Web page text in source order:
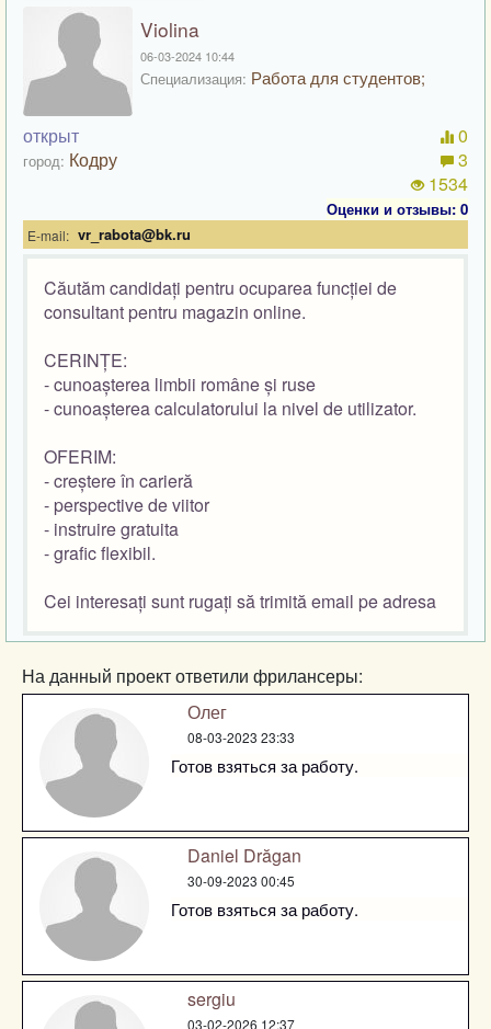
Violina
06-03-2024 10:44
Специализация: Работа для студентов;
открыт
город: Кодру
0
3
1534
Оценки и отзывы: 0
E-mail: vr_rabota@bk.ru
Căutăm candidați pentru ocuparea funcției de
consultant pentru magazin online.
CERINȚE:
- cunoașterea limbii române și ruse
- cunoașterea calculatorului la nivel de utilizator.
OFERIM:
- creștere în carieră
- perspective de viitor
- instruire gratuita
- grafic flexibil.
Cei interesați sunt rugați să trimită email pe adresa
На данный проект ответили фрилансеры:
Олег
08-03-2023 23:33
Готов взяться за работу.
Daniel Drăgan
30-09-2023 00:45
Готов взяться за работу.
sergiu
03-02-2026 12:37